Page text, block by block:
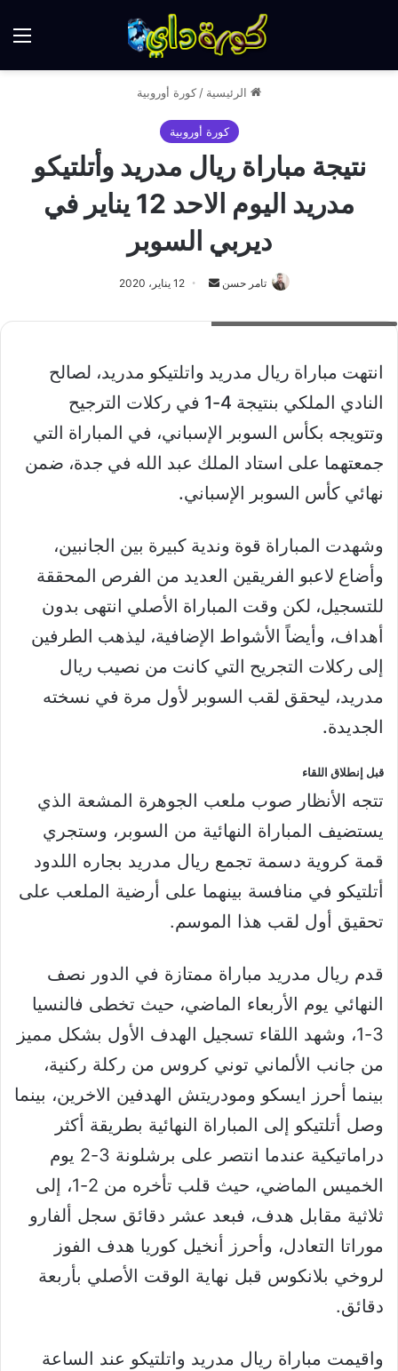
الرئيسية / كورة أوروبية
كورة أوروبية
نتيجة مباراة ريال مدريد وأتلتيكو
مدريد اليوم الاحد 12 يناير في
ديربي السوبر
تامر حسن
أرسل
إلكترونيا
12 يناير، 2020
انتهت مباراة ريال مدريد واتلتيكو مدريد، لصالح
النادي الملكي بنتيجة 4-1 في ركلات الترجيح
وتتويجه بكأس السوبر الإسباني، في المباراة التي
جمعتهما على استاد الملك عبد الله في جدة، ضمن
نهائي كأس السوبر الإسباني.
وشهدت المباراة قوة وندية كبيرة بين الجانبين،
وأضاع لاعبو الفريقين العديد من الفرص المحققة
للتسجيل، لكن وقت المباراة الأصلي انتهى بدون
أهداف، وأيضاً الأشواط الإضافية، ليذهب الطرفين
إلى ركلات التجريح التي كانت من نصيب ريال
مدريد، ليحقق لقب السوبر لأول مرة في نسخته
الجديدة.
قبل إنطلاق اللقاء
تتجه الأنظار صوب ملعب الجوهرة المشعة الذي
يستضيف المباراة النهائية من السوبر، وستجري
قمة كروية دسمة تجمع ريال مدريد بجاره اللدود
أتلتيكو في منافسة بينهما على أرضية الملعب على
تحقيق أول لقب هذا الموسم.
قدم ريال مدريد مباراة ممتازة في الدور نصف
النهائي يوم الأربعاء الماضي، حيث تخطى فالنسيا
3-1، وشهد اللقاء تسجيل الهدف الأول بشكل مميز
من جانب الألماني توني كروس من ركلة ركنية،
بينما أحرز ايسكو ومودريتش الهدفين الاخرين، بينما
وصل أتلتيكو إلى المباراة النهائية بطريقة أكثر
دراماتيكية عندما انتصر على برشلونة 3-2 يوم
الخميس الماضي، حيث قلب تأخره من 2-1، إلى
ثلاثية مقابل هدف، فبعد عشر دقائق سجل ألفارو
موراتا التعادل، وأحرز أنخيل كوريا هدف الفوز
لروخي بلانكوس قبل نهاية الوقت الأصلي بأربعة
دقائق.
واقيمت مباراة ريال مدريد واتلتيكو عند الساعة